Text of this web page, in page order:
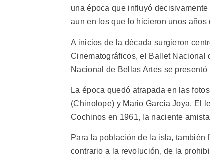
una época que influyó
aun en los que lo hicieron unos años
A inicios de la década surgieron
Cinematográficos, el Ballet Nacional
Nacional de Bellas Artes se
La época quedó atrapada en las
(Chinolope) y Mario García Joya. El
Cochinos en 1961, la naciente
Para la población de la isla, también
contrario a la revolución, de la